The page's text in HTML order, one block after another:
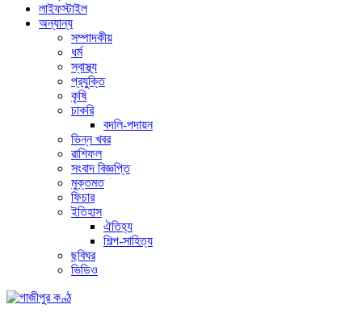
লাইফস্টাইল
অন্যান্য
সম্পাদকীয়
ধর্ম
স্বাস্থ্য
প্রযুক্তি
কৃষি
চাকরি
বদলি-পদায়ন
ভিন্ন খবর
রাশিফল
সংবাদ বিজ্ঞপ্তি
মুক্তমত
ফিচার
ইতিহাস
ঐতিহ্য
শিল্প-সাহিত্য
ছবিঘর
ভিডিও